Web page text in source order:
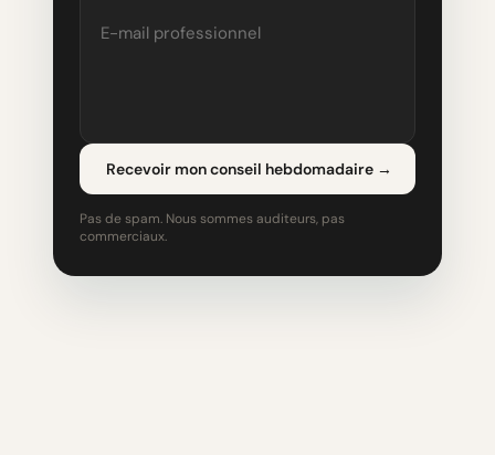
Recevoir mon conseil hebdomadaire →
Pas de spam. Nous sommes auditeurs, pas
commerciaux.